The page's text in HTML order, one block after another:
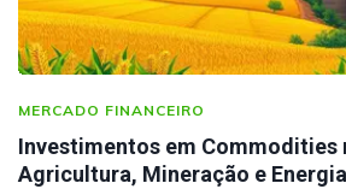
MERCADO FINANCEIRO
Investimentos em Commodities
Agricultura, Mineração e Energia